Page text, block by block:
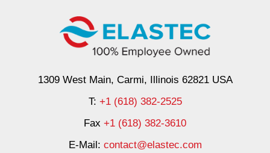
1309 West Main, Carmi, Illinois 62821 USA
T: +1 (618) 382-2525
Fax +1 (618) 382-3610
E-Mail: contact@elastec.com